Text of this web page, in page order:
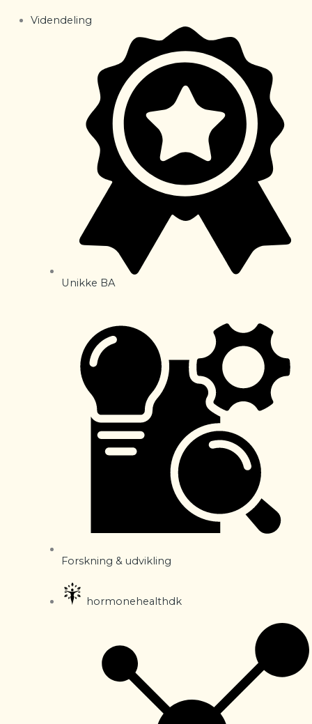
Videndeling
Unikke BA
Forskning & udvikling
hormonehealthdk